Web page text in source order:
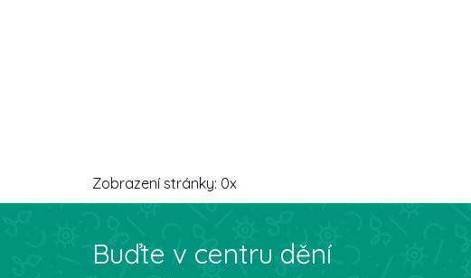
Zobrazení stránky: 0x
Buďte v centru dění